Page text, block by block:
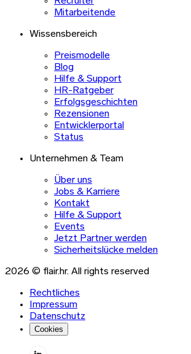
Mitarbeitende
Wissensbereich
Preismodelle
Blog
Hilfe & Support
HR-Ratgeber
Erfolgsgeschichten
Rezensionen
Entwicklerportal
Status
Unternehmen & Team
Über uns
Jobs & Karriere
Kontakt
Hilfe & Support
Events
Jetzt Partner werden
Sicherheitslücke melden
2026 © flair.hr. All rights reserved
Rechtliches
Impressum
Datenschutz
Cookies